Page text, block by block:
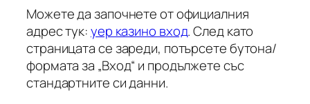
Можете да започнете от официалния
адрес тук:yep казино вход. След като
страницата се зареди, потърсете бутона/
формата за „Вход“ и продължете със
стандартните си данни.